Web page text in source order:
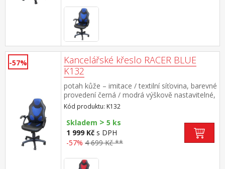
-57%
Kancelářské křeslo RACER BLUE
K132
potah kůže – imitace / textilní síťovina, barevné
provedení černá / modrá výškově nastavitelné,
houpací mechanismus, výška sedu 43-52 cm
Kód produktu: K132
Skladem > 5 ks
1 999 Kč s DPH
-57% 4 699 Kč **